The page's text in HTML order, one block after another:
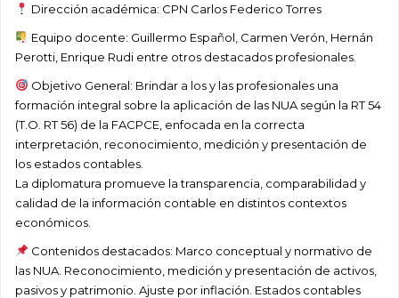
Dirección académica: CPN Carlos Federico Torres
Equipo docente: Guillermo Español, Carmen Verón, Hernán
Perotti, Enrique Rudi entre otros destacados profesionales.
Objetivo General: Brindar a los y las profesionales una
formación integral sobre la aplicación de las NUA según la RT 54
(T.O. RT 56) de la FACPCE, enfocada en la correcta
interpretación, reconocimiento, medición y presentación de
los estados contables.
La diplomatura promueve la transparencia, comparabilidad y
calidad de la información contable en distintos contextos
económicos.
Contenidos destacados: Marco conceptual y normativo de
las NUA. Reconocimiento, medición y presentación de activos,
pasivos y patrimonio. Ajuste por inflación. Estados contables